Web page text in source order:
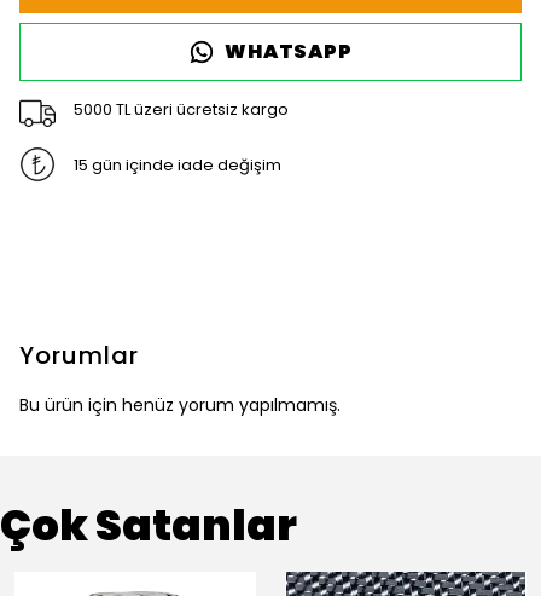
WHATSAPP
5000 TL üzeri ücretsiz kargo
15 gün içinde iade değişim
Yorumlar
Bu ürün için henüz yorum yapılmamış.
Çok Satanlar